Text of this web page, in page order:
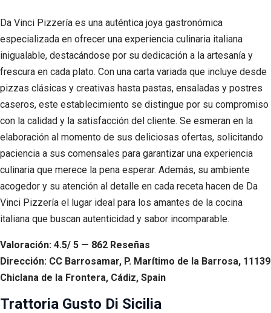
Da Vinci Pizzería es una auténtica joya gastronómica
especializada en ofrecer una experiencia culinaria italiana
inigualable, destacándose por su dedicación a la artesanía y
frescura en cada plato. Con una carta variada que incluye desde
pizzas clásicas y creativas hasta pastas, ensaladas y postres
caseros, este establecimiento se distingue por su compromiso
con la calidad y la satisfacción del cliente. Se esmeran en la
elaboración al momento de sus deliciosas ofertas, solicitando
paciencia a sus comensales para garantizar una experiencia
culinaria que merece la pena esperar. Además, su ambiente
acogedor y su atención al detalle en cada receta hacen de Da
Vinci Pizzería el lugar ideal para los amantes de la cocina
italiana que buscan autenticidad y sabor incomparable.
Valoración: 4.5/ 5 — 862 Reseñas
Dirección: CC Barrosamar, P. Marítimo de la Barrosa, 11139
Chiclana de la Frontera, Cádiz, Spain
Trattoria Gusto Di Sicilia